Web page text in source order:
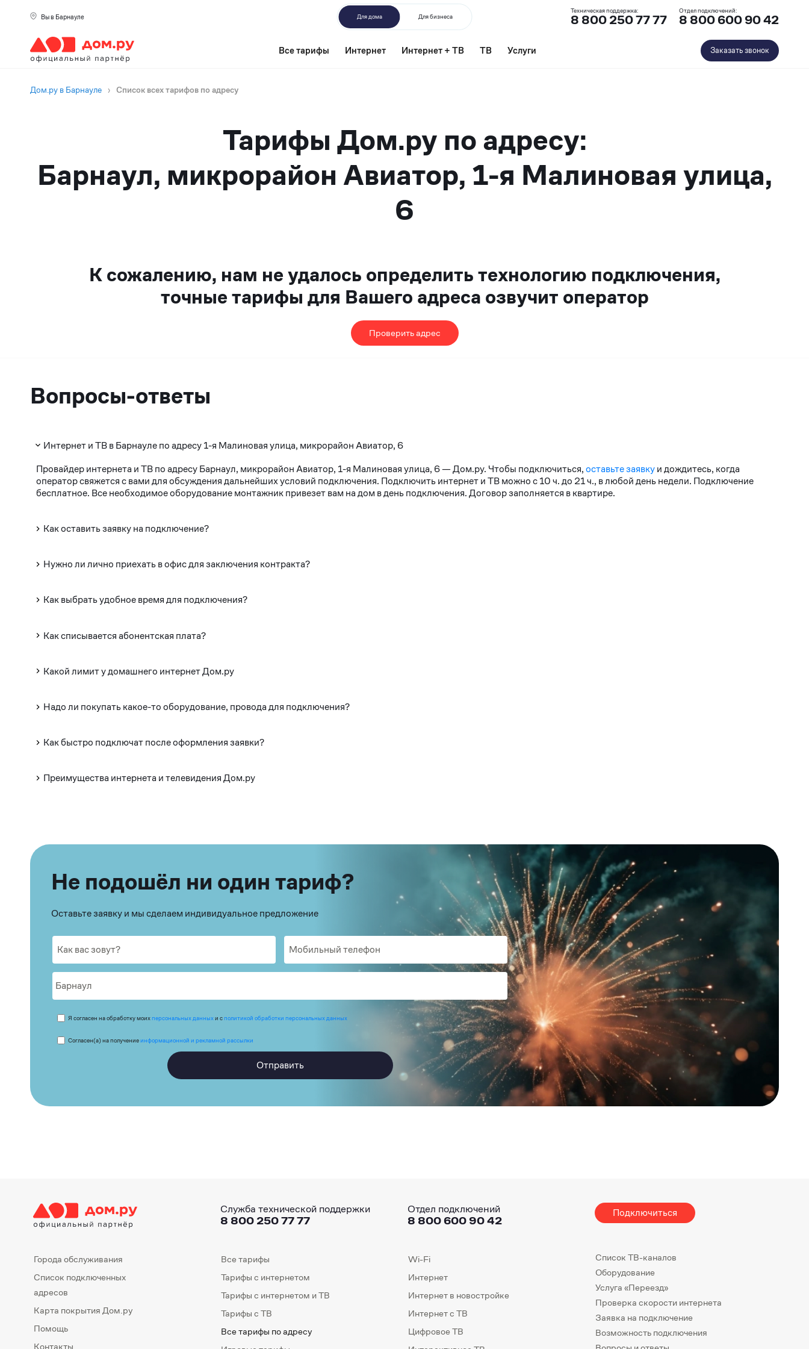
Вы в Барнауле Для дома Для бизнеса
Техническая поддержка:
8 800 250 77 77
Отдел подключений:
8 800 600 90 42
Все тарифы Интернет Интернет + ТВ ТВ Услуги Заказать звонок
Дом.ру в Барнауле › Список всех тарифов по адресу
Тарифы Дом.ру по адресу:
Барнаул, микрорайон Авиатор, 1-я Малиновая улица,
6
К сожалению, нам не удалось определить технологию подключения,
точные тарифы для Вашего адреса озвучит оператор
Проверить адрес
Вопросы-ответы
Интернет и ТВ в Барнауле по адресу 1-я Малиновая улица, микрорайон Авиатор, 6
Провайдер интернета и ТВ по адресу Барнаул, микрорайон Авиатор, 1-я Малиновая улица, 6 — Дом.ру. Чтобы подключиться,оставьте заявкуи дождитесь, когда
оператор свяжется с вами для обсуждения дальнейших условий подключения. Подключить интернет и ТВ можно с 10 ч. до 21 ч., в любой день недели. Подключение
бесплатное. Все необходимое оборудование монтажник привезет вам на дом в день подключения. Договор заполняется в квартире.
Как оставить заявку на подключение?
Нужно ли лично приехать в офис для заключения контракта?
Как выбрать удобное время для подключения?
Как списывается абонентская плата?
Какой лимит у домашнего интернет Дом.ру
Надо ли покупать какое-то оборудование, провода для подключения?
Как быстро подключат после оформления заявки?
Преимущества интернета и телевидения Дом.ру
Не подошёл ни один тариф?
Оставьте заявку и мы сделаем индивидуальное предложение
Я согласен на обработку моихперсональных данныхи сполитикой обработки персональных данных
Согласен(а) на получениеинформационной и рекламной рассылки
Отправить
Служба технической поддержки
8 800 250 77 77
Отдел подключений
8 800 600 90 42
Подключиться
Города обслуживания
Список подключенных
адресов
Карта покрытия Дом.ру
Помощь
Контакты
Все тарифы
Тарифы с интернетом
Тарифы с интернетом и ТВ
Тарифы с ТВ
Все тарифы по адресу
Wi-Fi
Интернет
Интернет в новостройке
Интернет с ТВ
Цифровое ТВ
Список ТВ-каналов
Оборудование
Услуга «Переезд»
Проверка скорости интернета
Заявка на подключение
Возможность подключения